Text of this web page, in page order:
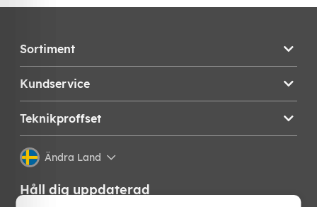
Sortiment
Kundservice
Teknikproffset
Ändra Land
Håll dig uppdaterad